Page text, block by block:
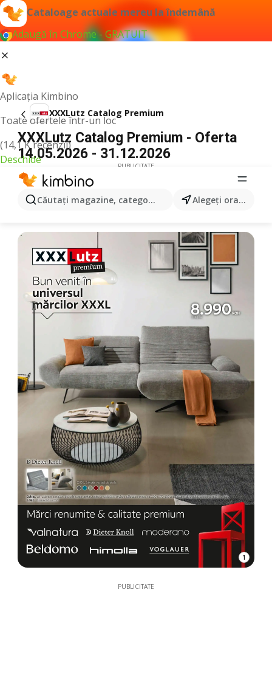
Cataloage actuale mereu la îndemână
Adaugă în Chrome - GRATUIT
Aplicația Kimbino
Toate ofertele într-un loc
(14,1 K recenzii)
Deschide
Căutaţi magazine, categorii, produse... Alegeţi oraşul
XXXLutz Catalog Premium
XXXLutz Catalog Premium - Oferta
14.05.2026 - 31.12.2026
PUBLICITATE
1
PUBLICITATE